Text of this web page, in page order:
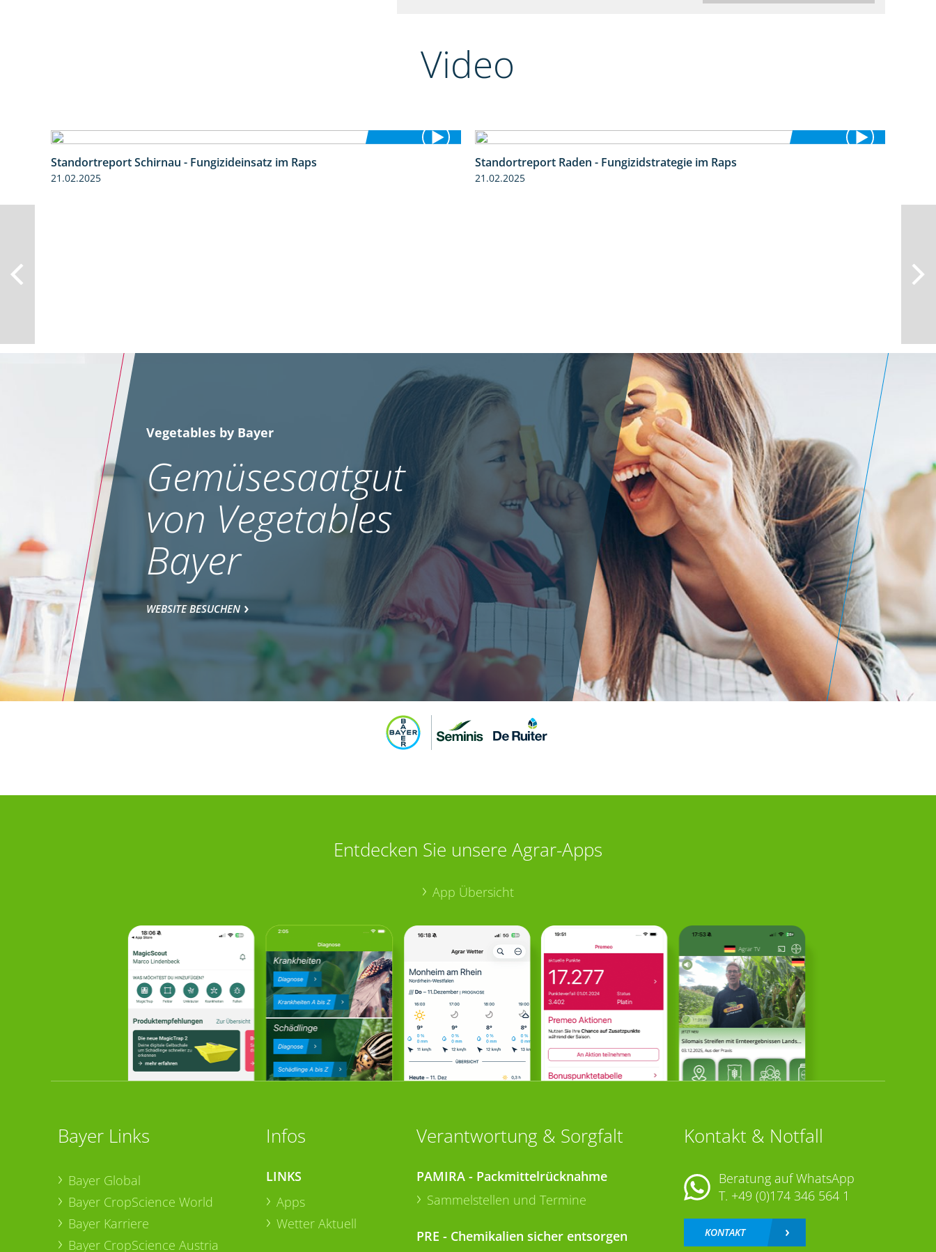
Video
Standortreport Schirnau - Fungizideinsatz im Raps
21.02.2025
Standortreport Raden - Fungizidstrategie im Raps
21.02.2025
Vegetables by Bayer
Gemüsesaatgut
von Vegetables
Bayer
WEBSITE BESUCHEN
Entdecken Sie unsere Agrar-Apps
App Übersicht
Bayer Links
Bayer Global
Bayer CropScience World
Bayer Karriere
Bayer CropScience Austria
Infos
LINKS
Apps
Wetter Aktuell
Verantwortung & Sorgfalt
PAMIRA - Packmittelrücknahme
Sammelstellen und Termine
PRE - Chemikalien sicher entsorgen
Kontakt & Notfall
Beratung auf WhatsApp
T. +49 (0)174 346 564 1
KONTAKT